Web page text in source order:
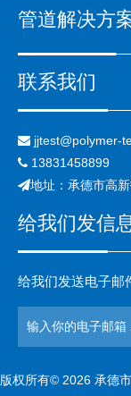
管道解决方
联系我们
 jjtest@polymer-
 13831458899
地址：承德市高
给我们发信
给我们发送电子邮
版权所有© 2026 承德